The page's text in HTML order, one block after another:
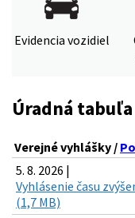
Evidencia vozidiel
Úradná tabuľa
Verejné vyhlášky /
5. 8. 2026 |
Vyhlásenie času
(1,7 MB)